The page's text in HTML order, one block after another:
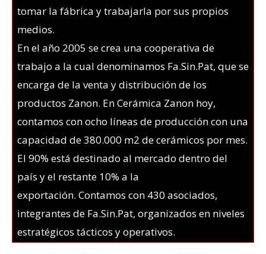
tomar la fábrica y trabajarla por sus propios
medios.
En el año 2005 se crea una cooperativa de
trabajo a la cual denominamos Fa.Sin.Pat, que se
encarga de la venta y distribución de los
productos Zanon. En Cerámica Zanon hoy,
contamos con ocho líneas de producción con una
capacidad de 380.000 m2 de cerámicos por mes.
El 90% está destinado al mercado dentro del
país y el restante 10% a la
exportación. Contamos con 430 asociados,
integrantes de Fa.Sin.Pat, organizados en niveles
estratégicos tácticos y operativos.